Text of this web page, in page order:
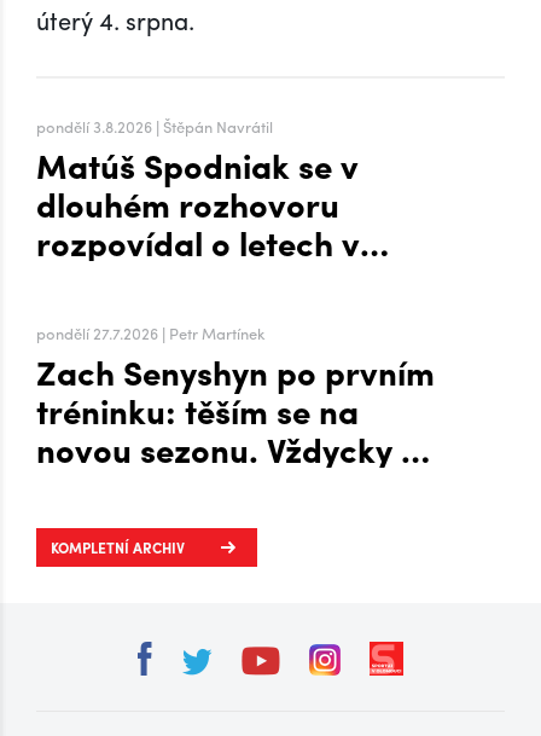
úterý 4. srpna.
pondělí 3.8.2026 | Štěpán Navrátil
Matúš Spodniak se v
dlouhém rozhovoru
rozpovídal o letech v
pondělí 27.7.2026 | Petr Martínek
Zach Senyshyn po prvním
tréninku: těším se na
novou sezonu. Vždycky mi
zima, říká o Plechárně
KOMPLETNÍ ARCHIV